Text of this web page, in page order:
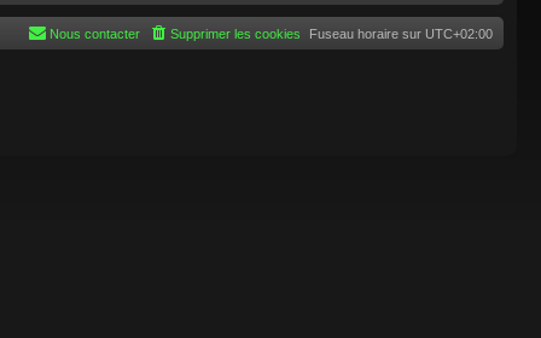
Fuseau horaire sur UTC+02:00
Supprimer les cookies
Nous contacter